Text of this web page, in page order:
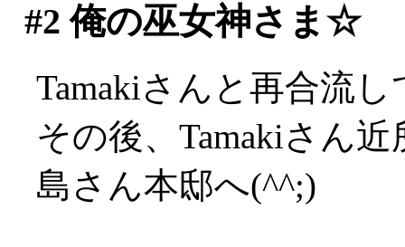
#2 俺の巫女神さま☆
Tamakiさんと再合流
その後、Tamakiさん
島さん本邸へ(^^;)